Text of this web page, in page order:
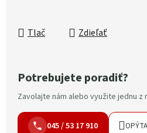
Tlač Zdieľať
Potrebujete poradiť?
Zavolajte nám alebo využite jednu z
045 / 53 17 910